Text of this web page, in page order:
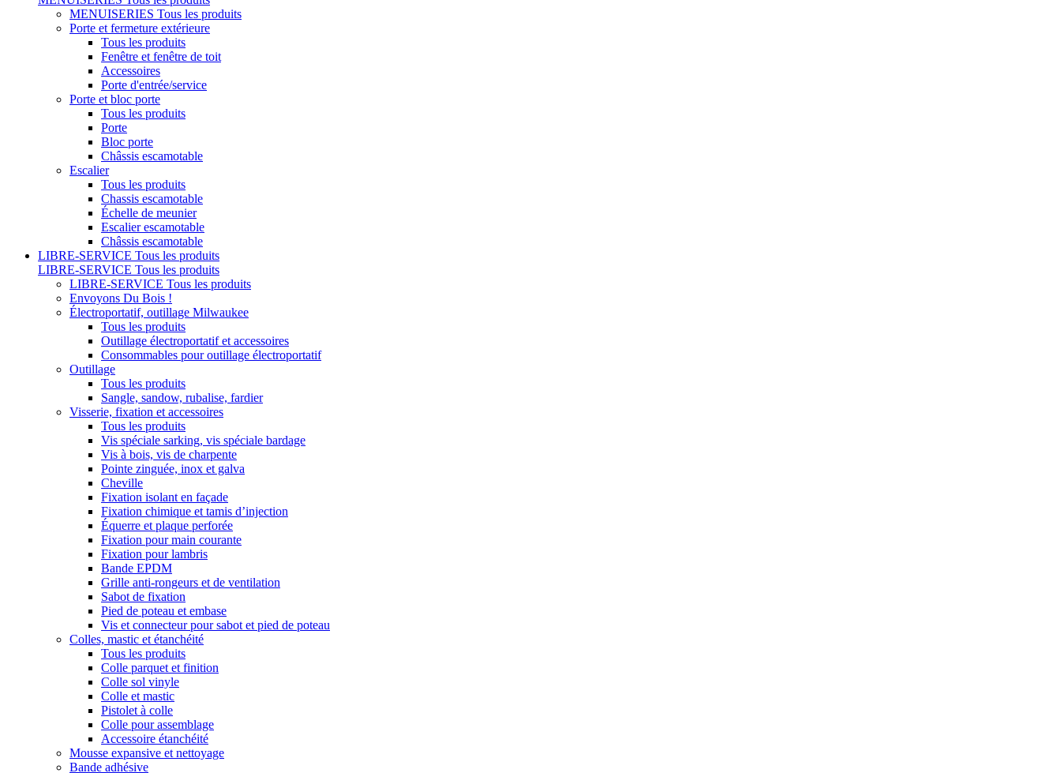
MENUISERIES Tous les produits
Porte et fermeture extérieure
Tous les produits
Fenêtre et fenêtre de toit
Accessoires
Porte d'entrée/service
Porte et bloc porte
Tous les produits
Porte
Bloc porte
Châssis escamotable
Escalier
Tous les produits
Chassis escamotable
Échelle de meunier
Escalier escamotable
Châssis escamotable
LIBRE-SERVICE Tous les produits
LIBRE-SERVICE Tous les produits
LIBRE-SERVICE Tous les produits
Envoyons Du Bois !
Électroportatif, outillage Milwaukee
Tous les produits
Outillage électroportatif et accessoires
Consommables pour outillage électroportatif
Outillage
Tous les produits
Sangle, sandow, rubalise, fardier
Visserie, fixation et accessoires
Tous les produits
Vis spéciale sarking, vis spéciale bardage
Vis à bois, vis de charpente
Pointe zinguée, inox et galva
Cheville
Fixation isolant en façade
Fixation chimique et tamis d’injection
Équerre et plaque perforée
Fixation pour main courante
Fixation pour lambris
Bande EPDM
Grille anti-rongeurs et de ventilation
Sabot de fixation
Pied de poteau et embase
Vis et connecteur pour sabot et pied de poteau
Colles, mastic et étanchéité
Tous les produits
Colle parquet et finition
Colle sol vinyle
Colle et mastic
Pistolet à colle
Colle pour assemblage
Accessoire étanchéité
Mousse expansive et nettoyage
Bande adhésive